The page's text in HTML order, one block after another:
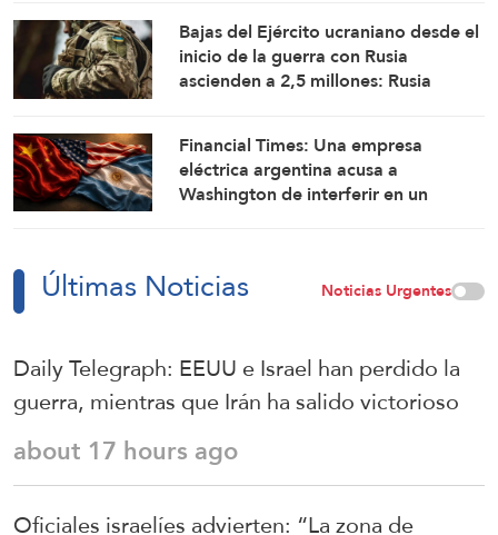
Bajas del Ejército ucraniano desde el
inicio de la guerra con Rusia
ascienden a 2,5 millones: Rusia
Financial Times: Una empresa
eléctrica argentina acusa a
Washington de interferir en un
Últimas Noticias Noticias Urgentes
Daily Telegraph: EEUU e Israel han perdido la
guerra, mientras que Irán ha salido victorioso
about 17 hours ago
Oficiales israelíes advierten: “La zona de